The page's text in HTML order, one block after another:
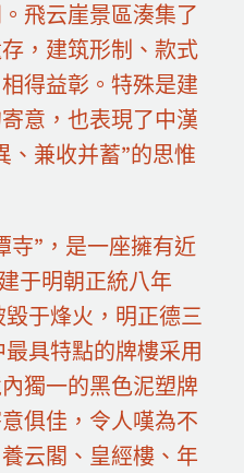
飛云崖景區湊集了
，建筑形制、款式
得益彰。特殊是建
意，也表現了中漢
、兼收并蓄”的思惟
寺”，是一座擁有近
于明朝正統八年
毀于烽火，明正德三
具特點的牌樓采用
獨一的黑色泥塑牌
俱佳，令人嘆為不
云閣、皇經樓、年